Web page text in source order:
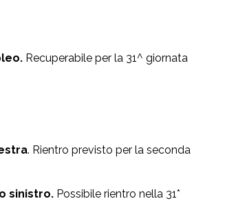
Recuperabile per la 31^ giornata
. Rientro previsto per la seconda
sinistro. Possibile rientro nella 31*